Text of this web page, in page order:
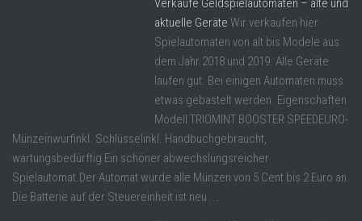
Verkaufe Geldspielautomaten – alte und
aktuelle Geräte Wir verkaufen hier
Spielautomaten von alt bis Modele aus
dem Jahr 2018 und 2019. Alle Geräte
laufen gut. Bei einigen Automaten muss
etwas gebastelt werden. Eigenschaften
Modell TRIOMINT BOOSTER SPEEDEURO-
Münzeinwurfinkl. Schlüsselinkl. Handbuchgebraucht,
wartungsbedürftig Ein schöner abwechslungsreicher
Spielautomat.Der Automat wurde alle Münzen von 5 Cent bis 2 Euro an.
Die Batterie auf der Steuereinheit ist neu ...